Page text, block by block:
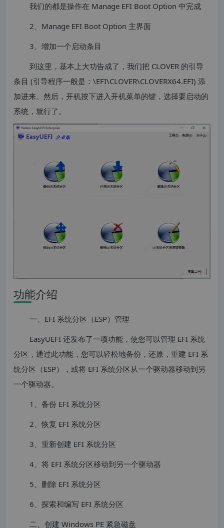
我们的都是操作在 Manage EFI Boot Option 中完成
2、Manage EFI Boot Option 主界面
3、增加一个启动条目
到这里，基本上大功告成了，我们把 CLOVER 的引导
条目 (引导程序一般是：\EFI\CLOVER\CLOVERX64.EFI) 添
加进来。然后，开机按下进入开机菜单的键，选择要启动的
系统，就行了。
功能介绍
一、EFI 系统分区（ESP）管理
EasyUEFI 还发布了一项功能，使您可以管理 EFI 系统
分区，通过此功能，您可以轻松地备份，还原，重建 EFI 系
统分区（ESP），或将 EFI 系统分区从一个驱动器移动到另
一个驱动器。
1、备份 EFI 系统分区
2、恢复 EFI 系统分区
3、重新创建 EFI 系统分区
4、将 EFI 系统分区移动到另一个驱动器
5、删除 EFI 系统分区
6、探索和编写 EFI 系统分区
二、创建 Windows PE 紧急磁盘